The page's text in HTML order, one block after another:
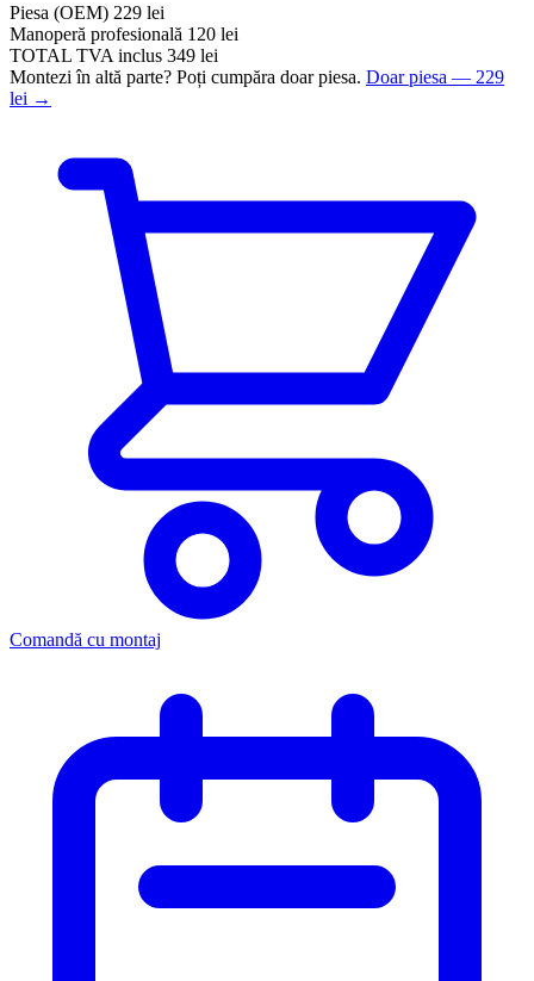
Piesa (OEM) 229 lei
Manoperă profesională 120 lei
TOTAL TVA inclus 349 lei
Montezi în altă parte? Poți cumpăra doar piesa. Doar piesa — 229
lei →
Comandă cu montaj